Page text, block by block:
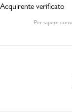
Acquirente verificato
Per sapere